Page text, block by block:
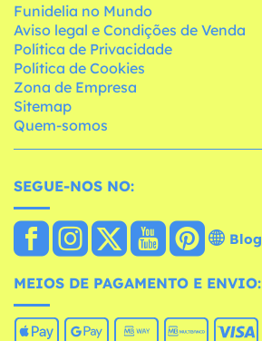
Funidelia no Mundo
Aviso legal e Condições de Venda
Política de Privacidade
Política de Cookies
Zona de Empresa
Sitemap
Quem-somos
SEGUE-NOS NO:
Blog
MEIOS DE PAGAMENTO E ENVIO: